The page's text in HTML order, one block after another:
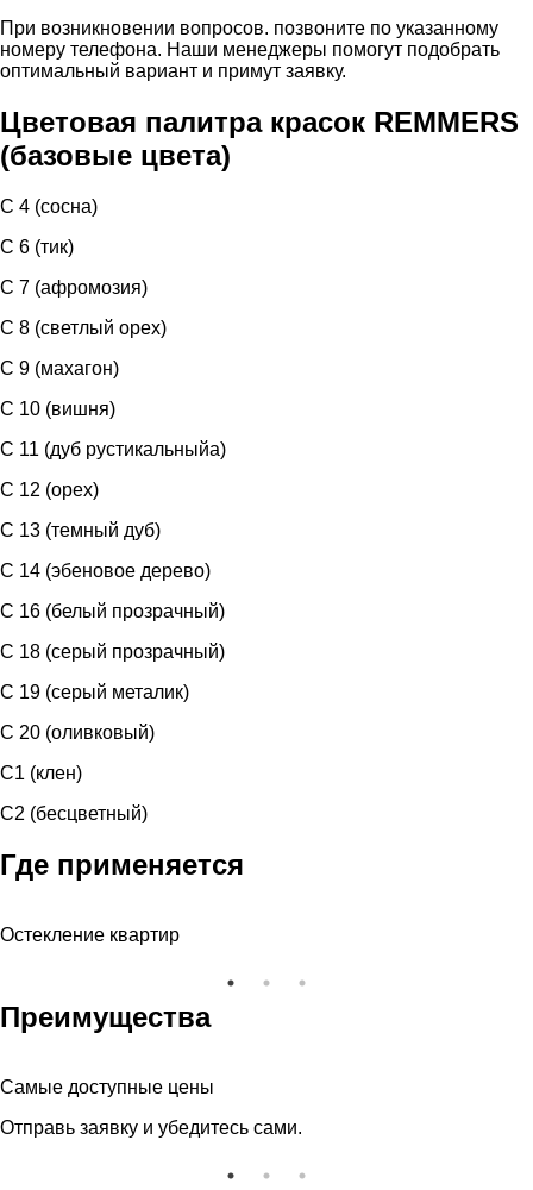
При возникновении вопросов. позвоните по указанному
номеру телефона. Наши менеджеры помогут подобрать
оптимальный вариант и примут заявку.
Цветовая палитра красок REMMERS
(базовые цвета)
С 4 (сосна)
C 6 (тик)
C 7 (афромозия)
C 8 (светлый орех)
C 9 (махагон)
C 10 (вишня)
C 11 (дуб рустикальныйа)
C 12 (орех)
C 13 (темный дуб)
C 14 (эбеновое дерево)
C 16 (белый прозрачный)
C 18 (серый прозрачный)
C 19 (серый металик)
C 20 (оливковый)
С1 (клен)
С2 (бесцветный)
Где применяется
Остекление квартир
Преимущества
Самые доступные цены
Отправь заявку и убедитесь сами.